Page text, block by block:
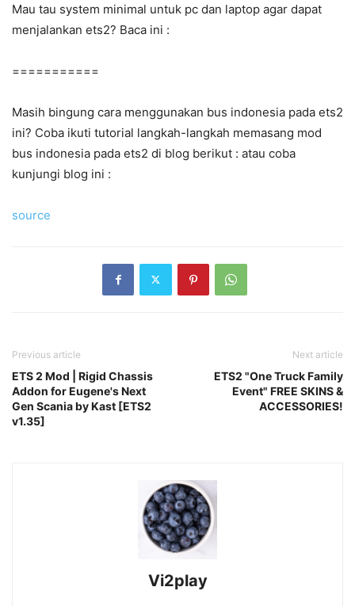
Mau tau system minimal untuk pc dan laptop agar dapat
menjalankan ets2? Baca ini :
===========
Masih bingung cara menggunakan bus indonesia pada ets2
ini? Coba ikuti tutorial langkah-langkah memasang mod
bus indonesia pada ets2 di blog berikut : atau coba
kunjungi blog ini :
source
Previous article
ETS 2 Mod | Rigid Chassis
Addon for Eugene's Next
Gen Scania by Kast [ETS2
v1.35]
Next article
ETS2 "One Truck Family
Event" FREE SKINS &
ACCESSORIES!
Vi2play